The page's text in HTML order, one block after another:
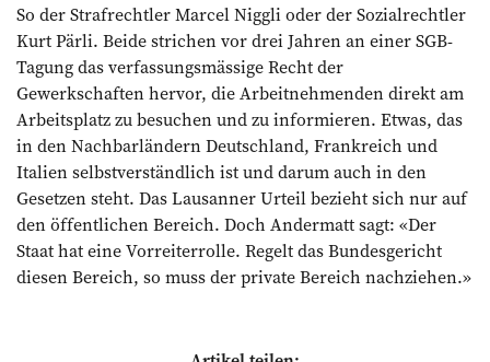
So der Strafrechtler Marcel Niggli oder der Sozialrechtler
Kurt Pärli. Beide strichen vor drei Jahren an einer SGB-
Tagung das verfassungsmässige Recht der
Gewerkschaften hervor, die Arbeitnehmenden direkt am
Arbeitsplatz zu besuchen und zu informieren. Etwas, das
in den Nachbarländern Deutschland, Frankreich und
Italien selbstverständlich ist und darum auch in den
Gesetzen steht. Das Lausanner Urteil bezieht sich nur auf
den ­öffentlichen Bereich. Doch Andermatt sagt: «Der
Staat hat eine Vorreiterrolle. Regelt das Bundesgericht
diesen Bereich, so muss der private Bereich nachziehen.»